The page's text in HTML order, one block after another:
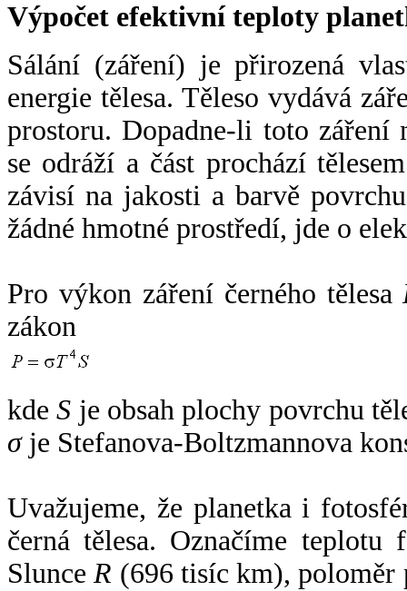
Výpočet efektivní teploty
Sálání (záření) je přirozená
energie tělesa. Těleso vydává
prostoru. Dopadne-li toto záření
se odráží a část prochází
závisí na jakosti a barvě
žádné hmotné prostředí, jde o
Pro výkon záření černého tělesa
zákon
kdeS je obsah plochy povrchu
σje Stefanova-Boltzmannova
Uvažujeme, že planetka i
černá tělesa. Označíme
SlunceR (696 tisíc km),